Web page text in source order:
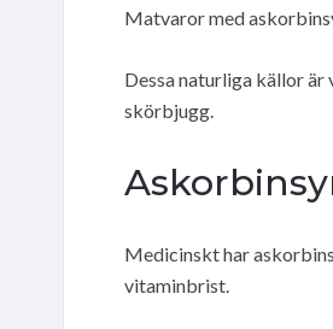
Matvaror med
Dessa naturliga källor
skörbjugg.
Medicinskt har
vitaminbrist.